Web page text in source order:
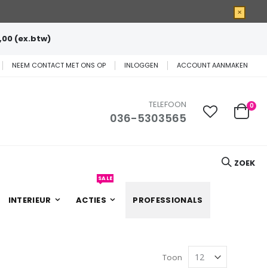
×
(ex.btw)
NEEM CONTACT MET ONS OP INLOGGEN ACCOUNT AANMAKEN
TELEFOON
036-5303565
ZOEK
Cart
0
INTERIEUR ACTIES
SALE
PROFESSIONALS
Toon